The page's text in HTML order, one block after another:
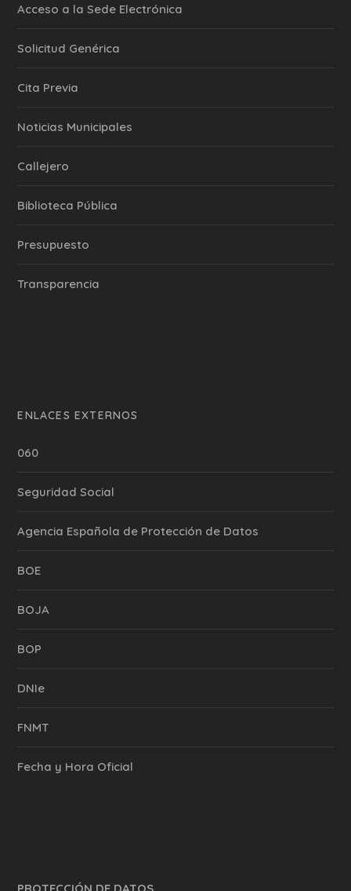
Acceso a la Sede Electrónica
Solicitud Genérica
Cita Previa
‎Noticias Municipales
Callejero
Biblioteca Pública
Presupuesto
Transparencia
ENLACES EXTERNOS
060
Seguridad Social
Agencia Española de Protección de Datos
BOE
BOJA
BOP
DNIe
FNMT
Fecha y Hora Oficial
PROTECCIÓN DE DATOS